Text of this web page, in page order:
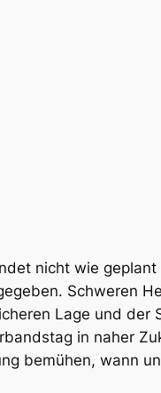
nicht wie
Schwe­ren
Lage und
in naher
bemü­hen, wann